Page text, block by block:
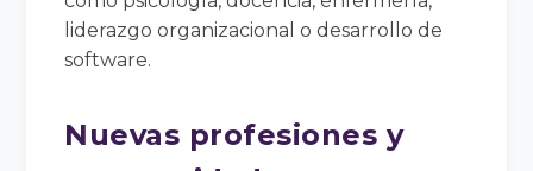
liderazgo organizacional o desarrollo de
software.
Nuevas profesiones y